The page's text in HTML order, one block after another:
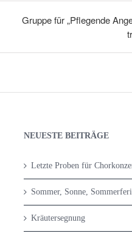
Gruppe für „Pflegende
NEUESTE BEITRÄGE
Letzte Proben für
Sommer, Sonne,
Kräutersegnung